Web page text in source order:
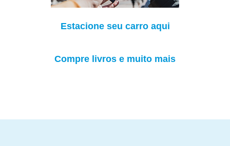
Estacione seu carro aqui
Compre livros e muito mais